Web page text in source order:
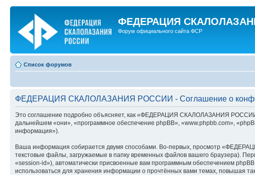
ФЕДЕРАЦИЯ
Форум официального сайта ФСР
Список форумов
ФЕДЕРАЦИЯ СКАЛОЛАЗАНИЯ РОССИИ - Соглашение о
Это соглашение подробно объясняет, как «ФЕДЕРАЦИЯ СКАЛОЛАЗАНИЯ
дальнейшем «они», «программное обеспечение phpBB», «www.phpbb.com»,
информация»).
Ваша информация собирается двумя способами. Во-первых, просмотр
текстовые файлы, загружаемые в папку временных файлов вашего браузера).
«session-id»), автоматически присвоенные вам программным обеспечением
использоваться для хранения информации о прочтённых вами темах, повышая